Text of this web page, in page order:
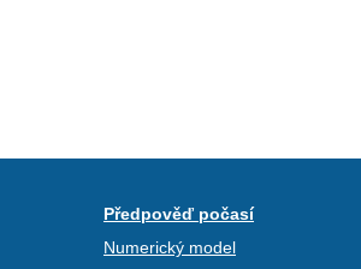
Předpověď počasí
Numerický model